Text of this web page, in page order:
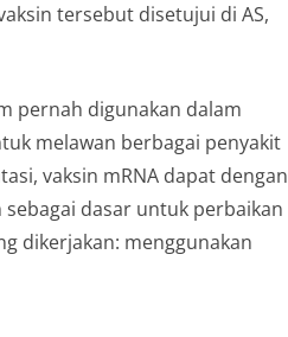
tersebut disetujui di AS,
pernah digunakan dalam
melawan berbagai penyakit
vaksin mRNA dapat dengan
dasar untuk perbaikan
dikerjakan: menggunakan